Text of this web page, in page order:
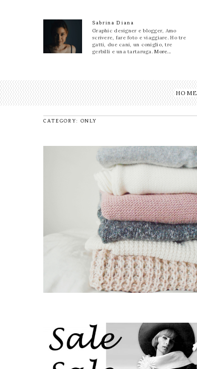
Sabrina Diana
Graphic designer e blogger, Amo
scrivere, fare foto e viaggiare. Ho tre
gatti, due cani, un coniglio, tre
gerbilli e una tartaruga.More...
HOME
CATEGORY: ONLY